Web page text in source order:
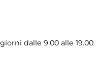
dalle 9.00 alle 19.00